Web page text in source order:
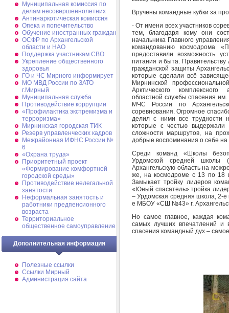
Муниципальная комиссия по
делам несовершеннолетних
Антинаркотическая комиссия
Опека и попечительство
Обучение иностранных граждан
ОСФР по Архангельской
области и НАО
Поддержка участникам СВО
Укрепление общественного
здоровья
ГО и ЧС Мирного информирует
МО МВД России по ЗАТО
г.Мирный
Муниципальная cлужба
Противодействие коррупции
«Профилактика экстремизма и
терроризма»
Мирнинская городская ТИК
Резерв управленческих кадров
Межрайонная ИФНС России №
6
«Охрана труда»
Приоритетный проект
«Формирование комфортной
городской среды»
Противодействие нелегальной
занятости
Неформальная занятость и
работники предпенсионного
возраста
Территориальное
общественное самоуправление
Дополнительная информация
Полезные ссылки
Ссылки Мирный
Администрация сайта
Вручены командные кубки за
- От имени всех участников
тем, благодаря кому они
начальника Главного
командованию космодрома
предоставили возможность
питания и быта. Правительству
гражданской защиты
которые сделали всё
Мирнинской
Арктического комплексного
областной службы спасения
МЧС России по
соревнования. Огромное
делил с ними все трудности
которые с честью
сложности маршрутов, на
добрые воспоминания о себе на
Среди команд «Школы
Урдомской средней школы
Архангельскую область на
же, на космодроме с 13 по
Замыкает тройку лидеров
«Юный спасатель» тройка
– Урдомская средняя школа,
е МБОУ «СШ №43» г.
Но самое главное, каждая
самых лучших впечатлений и
спасения командный дух –